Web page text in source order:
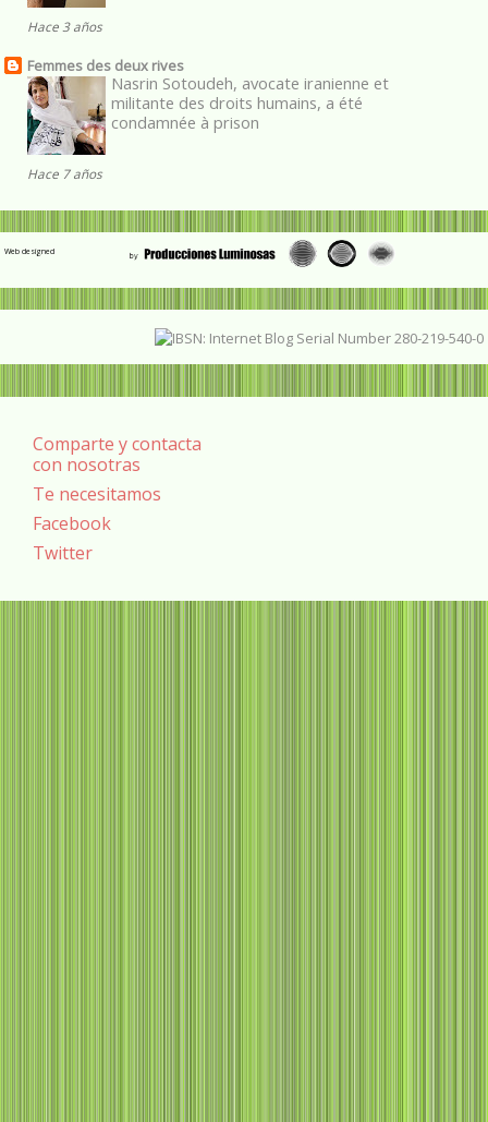
Hace 3 años
Femmes des deux rives
Nasrin Sotoudeh, avocate iranienne et
militante des droits humains, a été
condamnée à prison
Hace 7 años
Web designed
Comparte y contacta
con nosotras
Te necesitamos
Facebook
Twitter